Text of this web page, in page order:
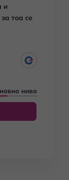
и
тоа се
ниво